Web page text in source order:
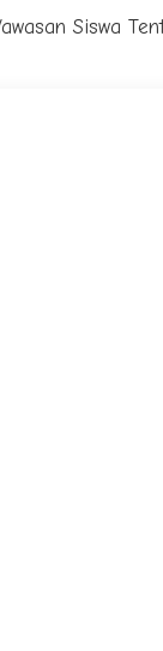
Siswa